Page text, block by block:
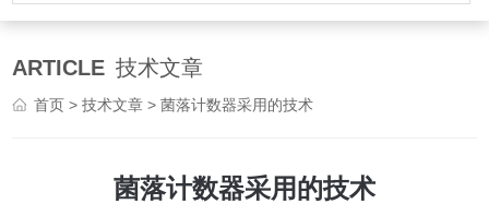
ARTICLE 技术文章
首页 >技术文章 > 菌落计数器采用的技术
菌落计数器采用的技术